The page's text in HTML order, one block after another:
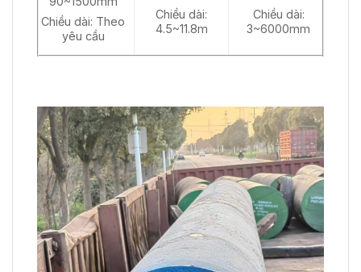
Chiều dài: Theo
yêu cầu
Chiều dài:
4.5~11.8m
Chiều dài:
3~6000mm